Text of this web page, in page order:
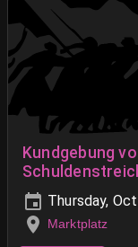
Kundgebung
Thursday,
Marktplatz